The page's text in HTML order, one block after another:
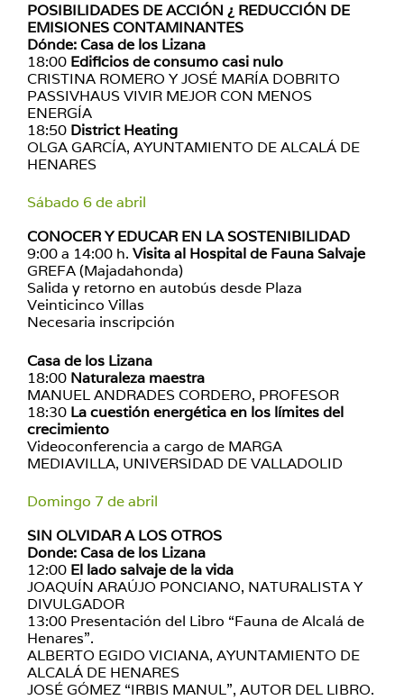
POSIBILIDADES DE ACCIÓN ¿ REDUCCIÓN DE
EMISIONES CONTAMINANTES
Dónde: Casa de los Lizana
18:00 Edificios de consumo casi nulo
CRISTINA ROMERO Y JOSÉ MARÍA DOBRITO
PASSIVHAUS VIVIR MEJOR CON MENOS
ENERGÍA
18:50 District Heating
OLGA GARCÍA, AYUNTAMIENTO DE ALCALÁ DE
HENARES
Sábado 6 de abril
CONOCER Y EDUCAR EN LA SOSTENIBILIDAD
9:00 a 14:00 h. Visita al Hospital de Fauna Salvaje
GREFA (Majadahonda)
Salida y retorno en autobús desde Plaza
Veinticinco Villas
Necesaria inscripción
Casa de los Lizana
18:00 Naturaleza maestra
MANUEL ANDRADES CORDERO, PROFESOR
18:30 La cuestión energética en los límites del
crecimiento
Videoconferencia a cargo de MARGA
MEDIAVILLA, UNIVERSIDAD DE VALLADOLID
Domingo 7 de abril
SIN OLVIDAR A LOS OTROS
Donde: Casa de los Lizana
12:00 El lado salvaje de la vida
JOAQUÍN ARAÚJO PONCIANO, NATURALISTA Y
DIVULGADOR
13:00 Presentación del Libro “Fauna de Alcalá de
Henares”.
ALBERTO EGIDO VICIANA, AYUNTAMIENTO DE
ALCALÁ DE HENARES
JOSÉ GÓMEZ “IRBIS MANUL”, AUTOR DEL LIBRO.